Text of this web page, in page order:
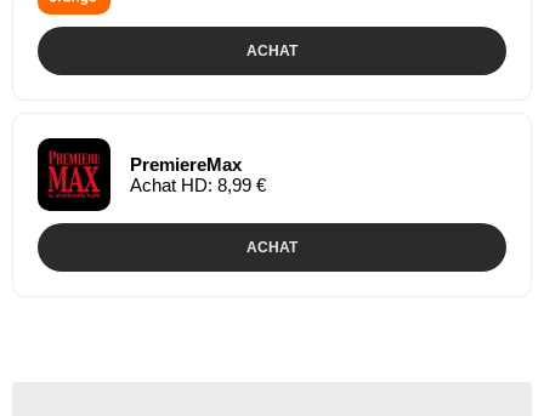
ACHAT
PremiereMax
Achat HD: 8,99 €
ACHAT